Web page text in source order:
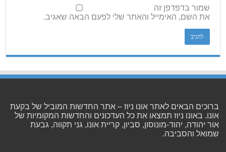
שמור בדפדפן זה
את השם, האימייל והאתר שלי לפעם הבאה שאגיב.
ברוכים הבאים לאתר אונו ניוז – אתר החדשות המוביל של בקעת
אונו. באונו ניוז תמצאו את כל העדכונים והחדשות המקומיות של
אור יהודה, יהוד-מונוסון, סביון, קריית אונו, גני תקווה, גבעת
שמואל והסביבה.